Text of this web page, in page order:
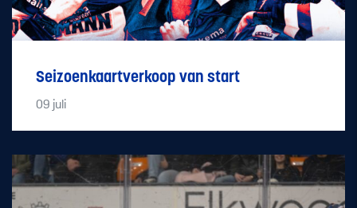
Seizoenkaartverkoop van start
09 juli